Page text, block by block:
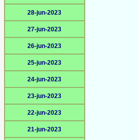
28-jun-2023
27-jun-2023
26-jun-2023
25-jun-2023
24-jun-2023
23-jun-2023
22-jun-2023
21-jun-2023